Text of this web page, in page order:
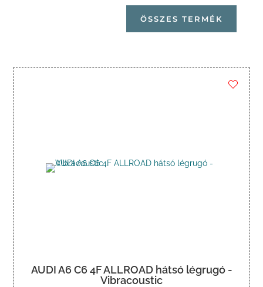
ÖSSZES TERMÉK
AUDI A6 C6 4F ALLROAD hátsó légrugó -
Vibracoustic